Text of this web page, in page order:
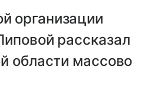
организации
рассказал
области массово